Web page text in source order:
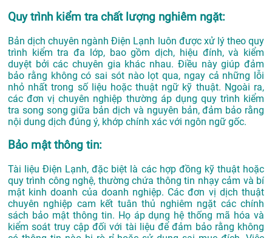
Quy trình kiểm tra chất lượng nghiêm ngặt:
Bản dịch chuyên ngành Điện Lạnh luôn được xử lý theo quy
trình kiểm tra đa lớp, bao gồm dịch, hiệu đính, và kiểm
duyệt bởi các chuyên gia khác nhau. Điều này giúp đảm
bảo rằng không có sai sót nào lọt qua, ngay cả những lỗi
nhỏ nhất trong số liệu hoặc thuật ngữ kỹ thuật. Ngoài ra,
các đơn vị chuyên nghiệp thường áp dụng quy trình kiểm
tra song song giữa bản dịch và nguyên bản, đảm bảo rằng
nội dung dịch đúng ý, khớp chính xác với ngôn ngữ gốc.
Bảo mật thông tin:
Tài liệu Điện Lạnh, đặc biệt là các hợp đồng kỹ thuật hoặc
quy trình công nghệ, thường chứa thông tin nhạy cảm và bí
mật kinh doanh của doanh nghiệp. Các đơn vị dịch thuật
chuyên nghiệp cam kết tuân thủ nghiêm ngặt các chính
sách bảo mật thông tin. Họ áp dụng hệ thống mã hóa và
kiểm soát truy cập đối với tài liệu để đảm bảo rằng không